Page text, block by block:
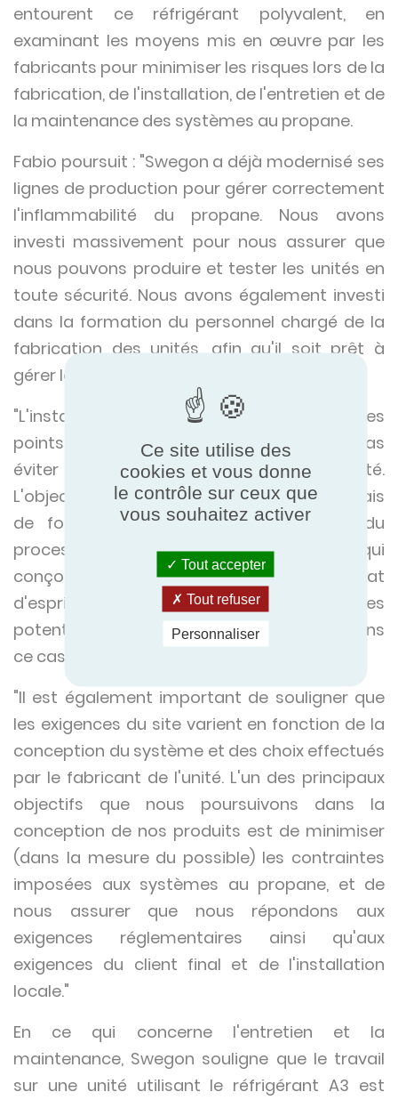
entourent ce réfrigérant polyvalent, en
examinant les moyens mis en œuvre par les
fabricants pour minimiser les risques lors de la
fabrication, de l'installation, de l'entretien et de
la maintenance des systèmes au propane.
Fabio poursuit : "Swegon a déjà modernisé ses
lignes de production pour gérer correctement
l'inflammabilité du propane. Nous avons
investi massivement pour nous assurer que
nous pouvons produire et tester les unités en
toute sécurité. Nous avons également investi
dans la formation du personnel chargé de la
fabrication des unités, afin qu'il soit prêt à
gérer les circuits de réfrigérant A3."
"L'installation est sans aucun doute l'un des
points clés. Nous avons fait le choix de ne pas
éviter ou ignorer le sujet de l'inflammabilité.
L'objectif n'est pas de réécrire les règles, mais
de fournir des conseils dès le début du
processus, afin de permettre à celui qui
conçoit le projet d'entrer dans le bon état
d'esprit et de s'assurer que les risques
potentiels sont évalués immédiatement. Dans
ce cas, le plus tôt sera le mieux".
"Il est également important de souligner que
les exigences du site varient en fonction de la
conception du système et des choix effectués
par le fabricant de l'unité. L'un des principaux
objectifs que nous poursuivons dans la
conception de nos produits est de minimiser
(dans la mesure du possible) les contraintes
imposées aux systèmes au propane, et de
nous assurer que nous répondons aux
exigences réglementaires ainsi qu'aux
exigences du client final et de l'installation
locale."
En ce qui concerne l'entretien et la
maintenance, Swegon souligne que le travail
sur une unité utilisant le réfrigérant A3 est
Ce site utilise des
cookies et vous donne
le contrôle sur ceux que
vous souhaitez activer
Tout accepter
Tout refuser
Personnaliser